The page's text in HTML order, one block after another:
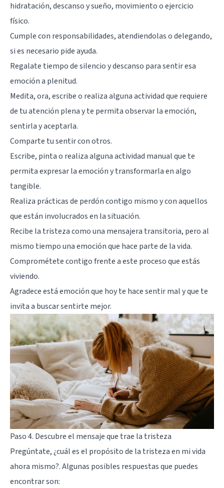
hidratación, descanso y sueño, movimiento o ejercicio
físico.
Cumple con responsabilidades, atendiendolas o delegando,
si es necesario pide ayuda.
Regalate tiempo de silencio y descanso para sentir esa
emoción a plenitud.
Medita, ora, escribe o realiza alguna actividad que requiere
de tu atención plena y te permita observar la emoción,
sentirla y aceptarla.
Comparte tu sentir con otros.
Escribe, pinta o realiza alguna actividad manual que te
permita expresar la emoción y transformarla en algo
tangible.
Realiza prácticas de perdón contigo mismo y con aquellos
que están involucrados en la situación.
Recibe la tristeza como una mensajera transitoria, pero al
mismo tiempo una emoción que hace parte de la vida.
Comprométete contigo frente a este proceso que estás
viviendo.
Agradece está emoción que hoy te hace sentir mal y que te
invita a buscar sentirte mejor.
Paso 4. Descubre el mensaje que trae la tristeza
Pregúntate, ¿cuál es el propósito de la tristeza en mi vida
ahora mismo?. Algunas posibles respuestas que puedes
encontrar son: